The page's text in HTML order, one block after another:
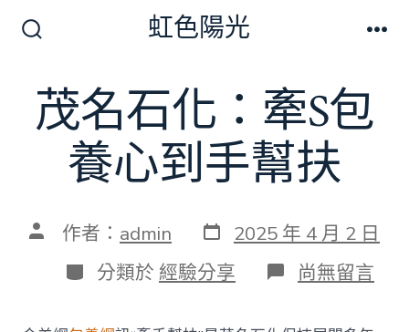
切
換
開
虹色陽光
茂名石化：牽S包
養心到手幫扶
文 作者： admin 發
表
日
期
2025 年 4 月 2 日
分
類
分類於 經驗分享 在
〈茂
石
尚無留言